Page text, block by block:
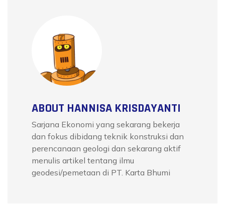
ABOUT HANNISA KRISDAYANTI
Sarjana Ekonomi yang sekarang bekerja
dan fokus dibidang teknik konstruksi dan
perencanaan geologi dan sekarang aktif
menulis artikel tentang ilmu
geodesi/pemetaan di PT. Karta Bhumi